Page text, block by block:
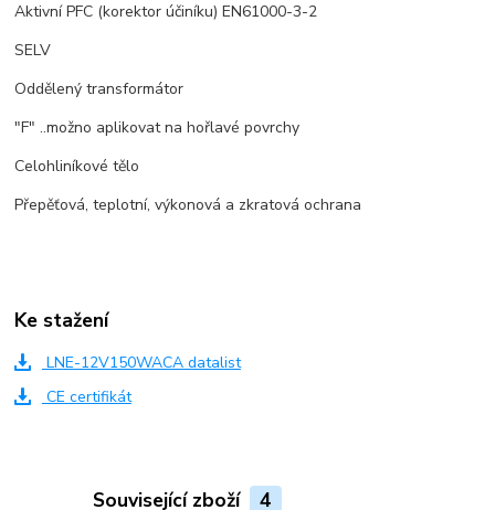
Aktivní PFC (korektor účiníku) EN61000-3-2
SELV
Oddělený transformátor
"F" ..možno aplikovat na hořlavé povrchy
Celohliníkové tělo
Přepěťová, teplotní, výkonová a zkratová ochrana
Ke stažení
LNE-12V150WACA datalist
CE certifikát
Související zboží 4